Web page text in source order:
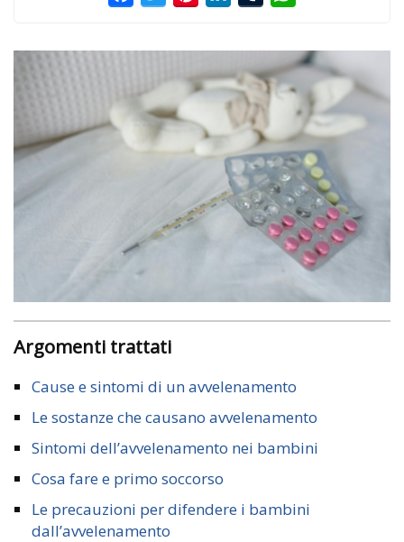
Argomenti trattati
Cause e sintomi di un avvelenamento
Le sostanze che causano avvelenamento
Sintomi dell’avvelenamento nei bambini
Cosa fare e primo soccorso
Le precauzioni per difendere i bambini
dall’avvelenamento